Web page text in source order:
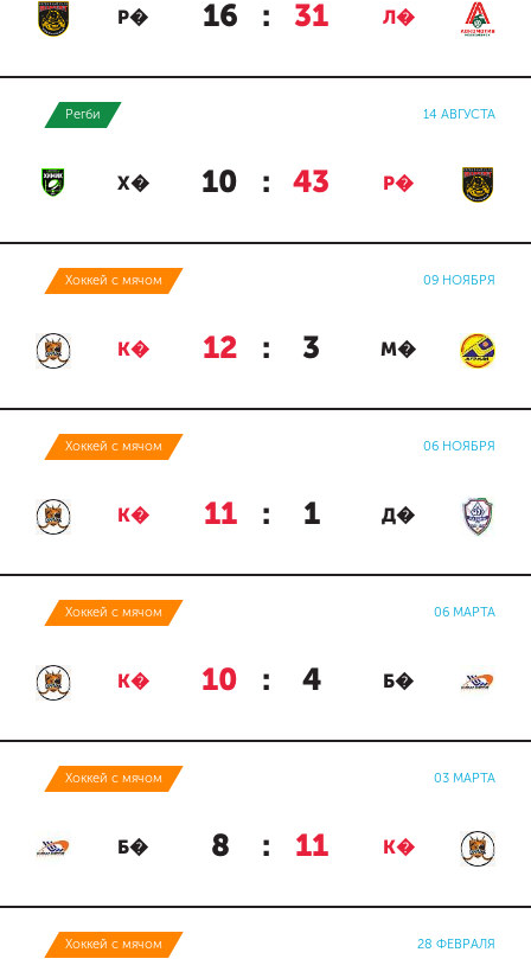
Р� 16 : 31 Л�
Регби 14 АВГУСТА
Х� 10 : 43 Р�
Хоккей с мячом 09 НОЯБРЯ
К� 12 : 3 М�
Хоккей с мячом 06 НОЯБРЯ
К� 11 : 1 Д�
Хоккей с мячом 06 МАРТА
К� 10 : 4 Б�
Хоккей с мячом 03 МАРТА
Б� 8 : 11 К�
Хоккей с мячом 28 ФЕВРАЛЯ